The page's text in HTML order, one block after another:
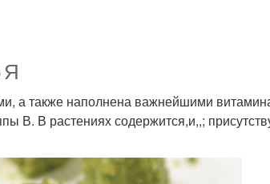
Я
а также наполнена важнейшими
В. В растениях содержится,и,,;